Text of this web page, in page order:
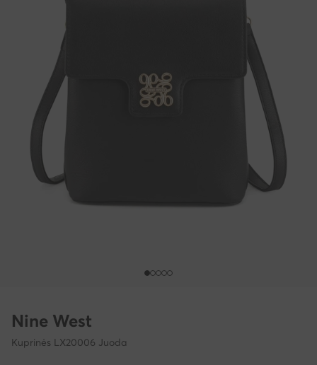
Nine West
Kuprinės LX20006 Juoda